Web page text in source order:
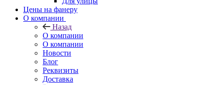
Цены на фанеру
О компании
Назад
О компании
О компании
Новости
Блог
Реквизиты
Доставка